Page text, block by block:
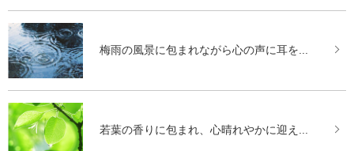
梅雨の風景に包まれながら心の声に耳を...
若葉の香りに包まれ、心晴れやかに迎え...